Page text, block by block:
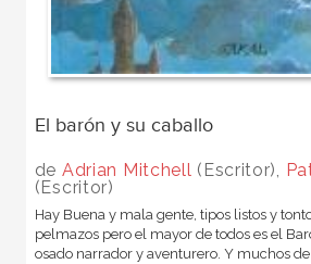
El barón y su caballo
de Adrian Mitchell (Escritor),
(Escritor)
Hay Buena y mala gente, tipos listos y
pelmazos pero el mayor de todos es el
osado narrador y aventurero. Y muchos